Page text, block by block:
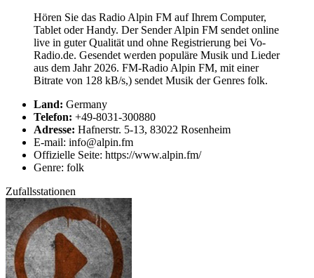
Hören Sie das Radio Alpin FM auf Ihrem Computer,
Tablet oder Handy. Der Sender Alpin FM sendet online
live in guter Qualität und ohne Registrierung bei Vo-
Radio.de. Gesendet werden populäre Musik und Lieder
aus dem Jahr 2026. FM-Radio Alpin FM, mit einer
Bitrate von 128 kB/s,) sendet Musik der Genres folk.
Land: Germany
Telefon: +49-8031-300880
Adresse: Hafnerstr. 5-13, 83022 Rosenheim
E-mail: info@alpin.fm
Offizielle Seite: https://www.alpin.fm/
Genre: folk
Zufallsstationen